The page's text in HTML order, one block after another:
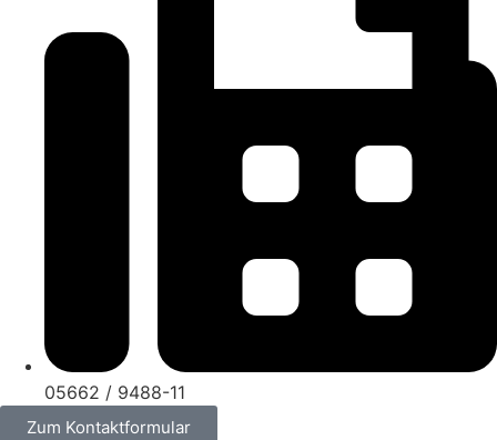
05662 / 9488-11
Zum Kontaktformular